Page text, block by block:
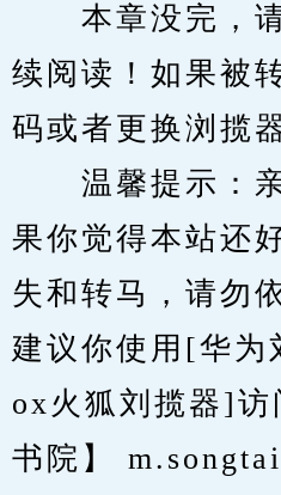
本章没完，
续阅读！如果被
码或者更换浏揽
温馨提示：亲
果你觉得本站还
失和转马，请勿
建议你使用[华
ox火狐刘揽器]访
书院】